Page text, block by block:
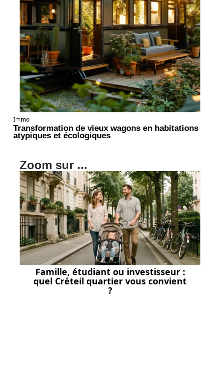
Immo
Transformation de vieux wagons en habitations
atypiques et écologiques
Zoom sur ...
Famille, étudiant ou investisseur :
quel Créteil quartier vous convient
?